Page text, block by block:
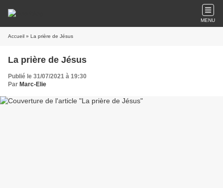
MENU
Accueil » La prière de Jésus
La prière de Jésus
Publié le 31/07/2021 à 19:30
Par Marc-Elie